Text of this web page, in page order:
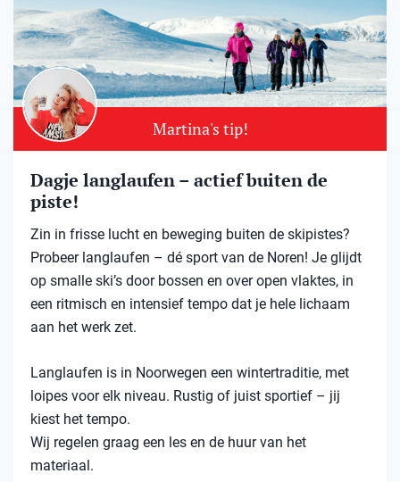
Martina's tip!
Dagje langlaufen – actief buiten de
piste!
Zin in frisse lucht en beweging buiten de skipistes?
Probeer langlaufen – dé sport van de Noren! Je glijdt
op smalle ski’s door bossen en over open vlaktes, in
een ritmisch en intensief tempo dat je hele lichaam
aan het werk zet.
Langlaufen is in Noorwegen een wintertraditie, met
loipes voor elk niveau. Rustig of juist sportief – jij
kiest het tempo.
Wij regelen graag een les en de huur van het
materiaal.